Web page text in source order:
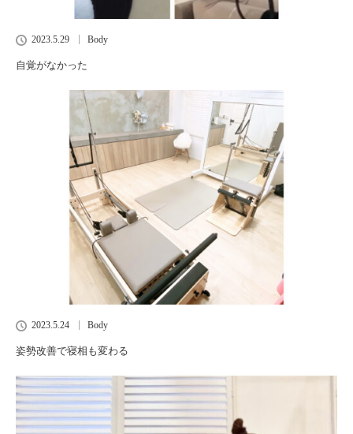
2023.5.29 Body
自覚がなかった
2023.5.24 Body
姿勢改善で寝相も変わる